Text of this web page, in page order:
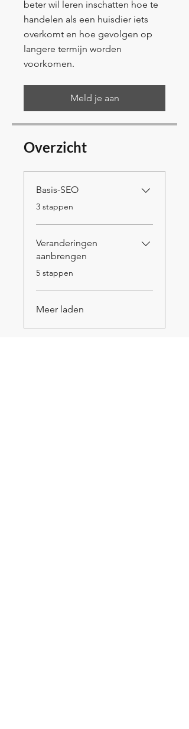
beter wil leren inschatten hoe te
handelen als een huisdier iets
overkomt en hoe gevolgen op
langere termijn worden
voorkomen.
Meld je aan
Overzicht
Basis-SEO
.
3 stappen
Veranderingen
aanbrengen
.
5 stappen
Meer laden